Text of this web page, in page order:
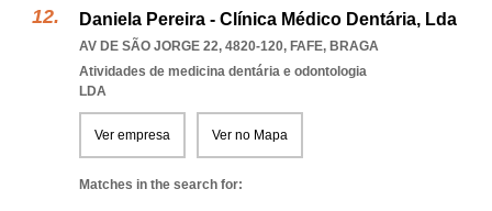
Daniela Pereira - Clínica Médico Dentária, Lda
AV DE SÃO JORGE 22, 4820-120, FAFE, BRAGA
Atividades de medicina dentária e odontologia
LDA
Ver empresa Ver no Mapa
Matches in the search for: